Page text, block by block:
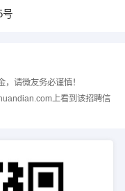
号
请微友务必谨慎！
上看到该招聘信